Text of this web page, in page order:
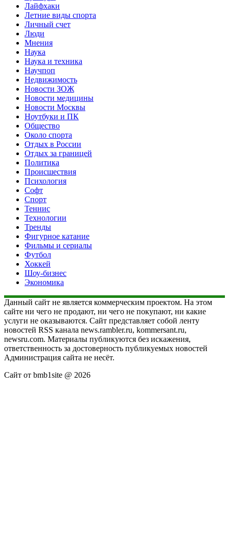
Лайфхаки
Летние виды спорта
Личный счет
Люди
Мнения
Наука
Наука и техника
Научпоп
Недвижимость
Новости ЗОЖ
Новости медицины
Новости Москвы
Ноутбуки и ПК
Общество
Около спорта
Отдых в России
Отдых за границей
Политика
Происшествия
Психология
Софт
Спорт
Теннис
Технологии
Тренды
Фигурное катание
Фильмы и сериалы
Футбол
Хоккей
Шоу-бизнес
Экономика
Данный сайт не является коммерческим проектом. На этом
сайте ни чего не продают, ни чего не покупают, ни какие
услуги не оказываются. Сайт представляет собой ленту
новостей RSS канала news.rambler.ru, kommersant.ru,
newsru.com. Материалы публикуются без искажения,
ответственность за достоверность публикуемых новостей
Администрация сайта не несёт.
Сайт от bmb1site @ 2026